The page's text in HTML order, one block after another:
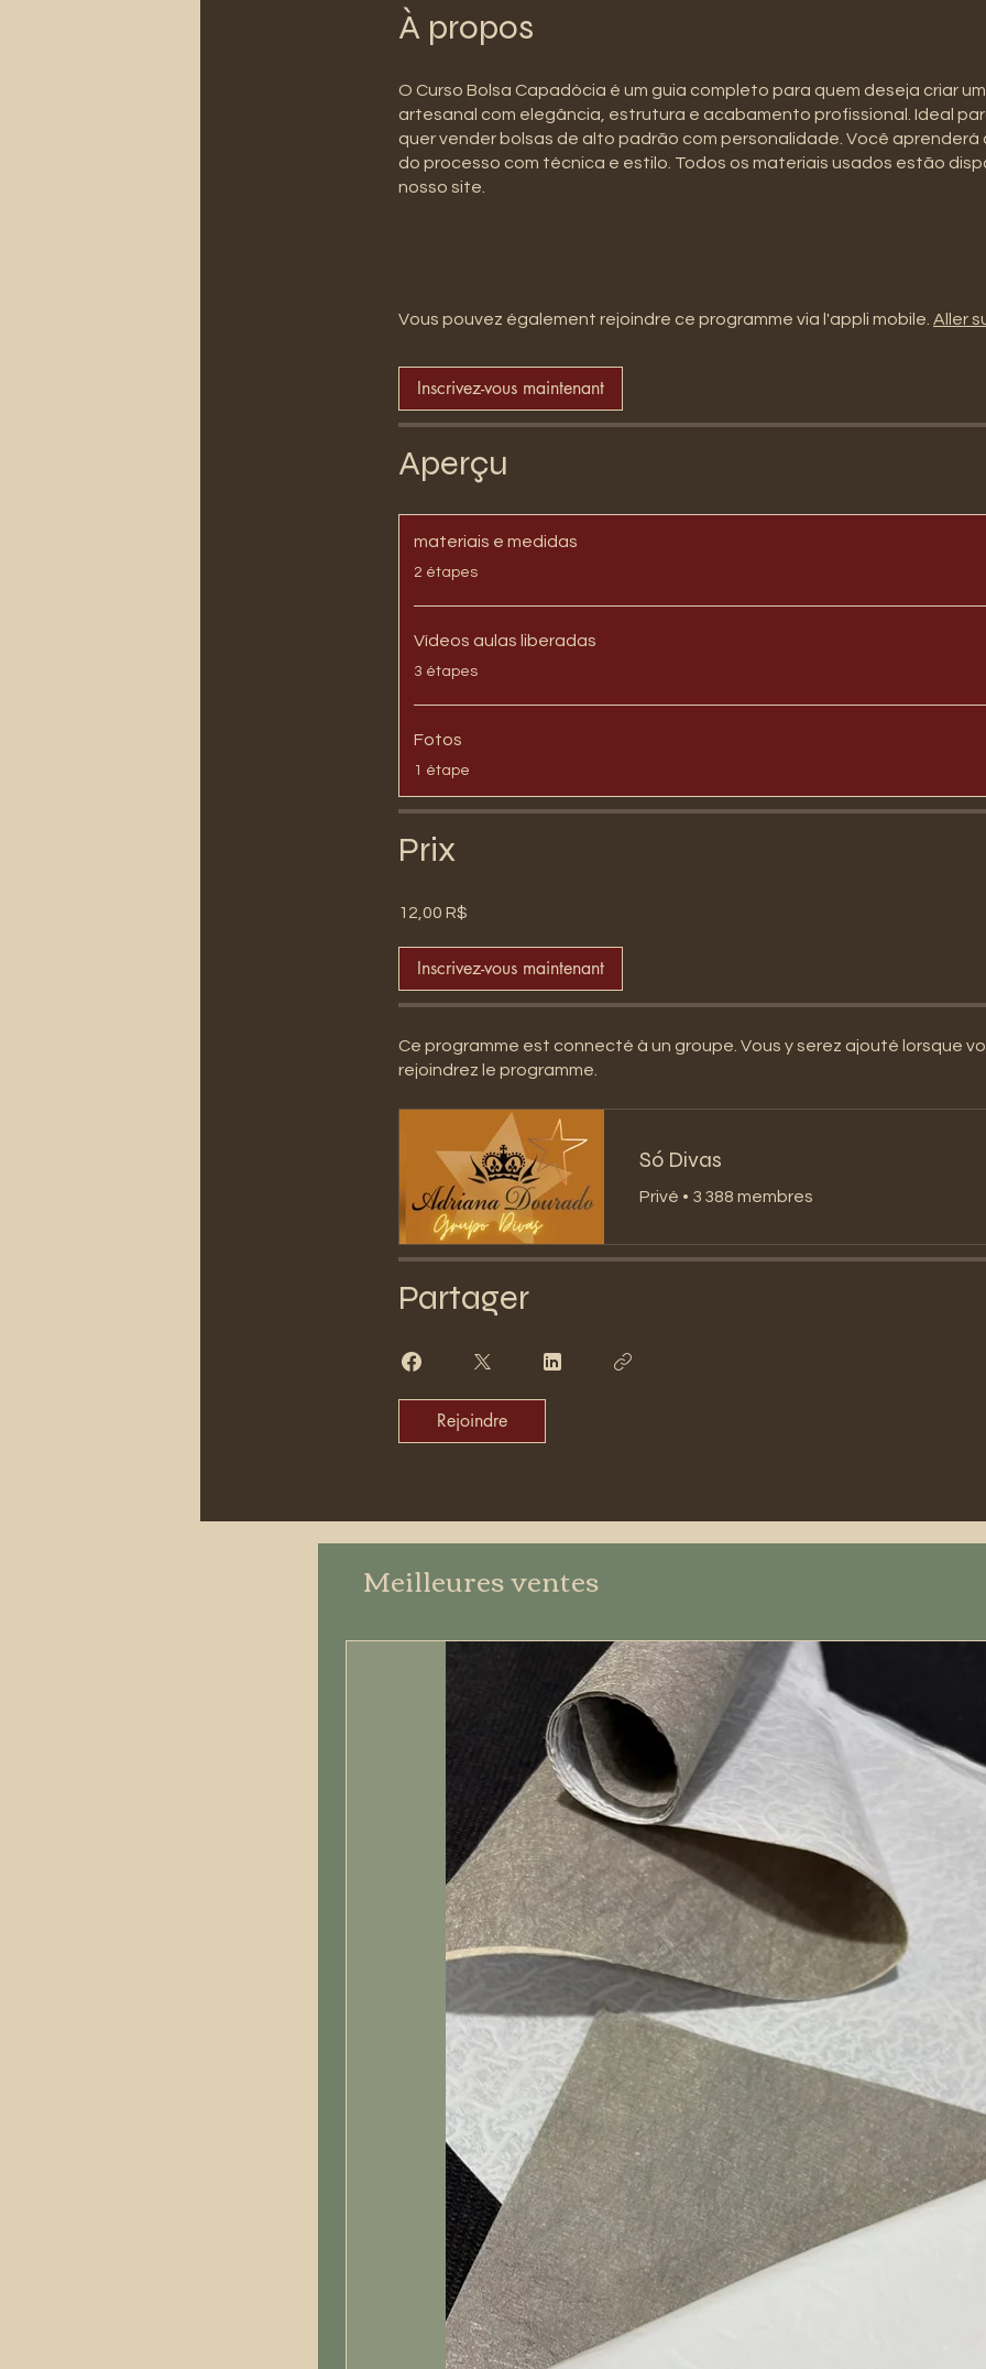
À propos
O Curso Bolsa Capadócia é um guia completo para quem deseja criar
artesanal com elegância, estrutura e acabamento profissional. Ideal
quer vender bolsas de alto padrão com personalidade. Você
do processo com técnica e estilo. Todos os materiais usados estão
nosso site.
Vous pouvez également rejoindre ce programme via l'appli mobile. Aller
Inscrivez-vous maintenant
Aperçu
materiais e medidas
.2 étapes
Vídeos aulas liberadas
.3 étapes
Fotos
.1 étape
Prix
12,00 R$
Inscrivez-vous maintenant
Ce programme est connecté à un groupe. Vous y serez ajouté lorsque
rejoindrez le programme.
Só Divas
Privé • 3 388 membres
Partager
Rejoindre
Meilleures ventes